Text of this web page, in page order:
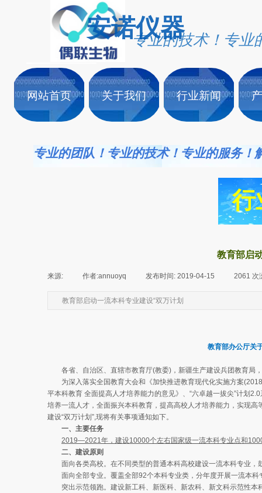
专业的技术！专业
安诺仪器
网站首页 关于我们 行业新闻
专业的团队！专业的技术！专业的服务
行
教育部启
来源: 作者:annuoyq 发布时间: 2019-04-15 2061 次
教育部启动一流本科专业建设“双万计划
教育部办公厅关
各省、自治区、直辖市教育厅(教委)，新疆生产建设兵团教育局
为深入落实全国教育大会和《加快推进教育现代化实施方案
平本科教育 全面提高人才培养能力的意见》、“六卓越一拔尖”计划
培养一流人才，全面振兴本科教育，提高高校人才培养能力，实现
建设“双万计划”,现将有关事项通知如下。
一、主要任务
2019—2021年，建设10000个左右国家级一流本科专业点和
二、建设原则
面向各类高校。在不同类型的普通本科高校建设一流本科专业，
面向全部专业。覆盖全部92个本科专业类，分年度开展一流本科
突出示范领跑。建设新工科、新医科、新农科、新文科示范性本